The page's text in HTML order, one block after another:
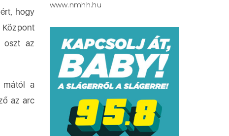
hogy
Központ
oszt az
mától a
az arc
www.nmhh.hu